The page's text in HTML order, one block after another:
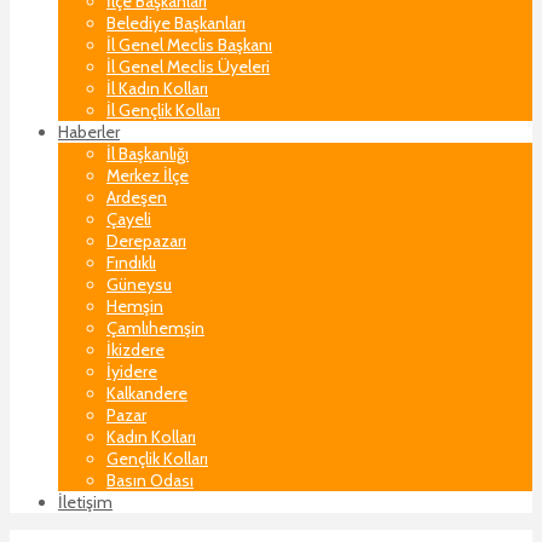
Belediye Başkanları
İl Genel Meclis Başkanı
İl Genel Meclis Üyeleri
İl Kadın Kolları
İl Gençlik Kolları
Haberler
İl Başkanlığı
Merkez İlçe
Ardeşen
Çayeli
Derepazarı
Fındıklı
Güneysu
Hemşin
Çamlıhemşin
İkizdere
İyidere
Kalkandere
Pazar
Kadın Kolları
Gençlik Kolları
Basın Odası
İletişim